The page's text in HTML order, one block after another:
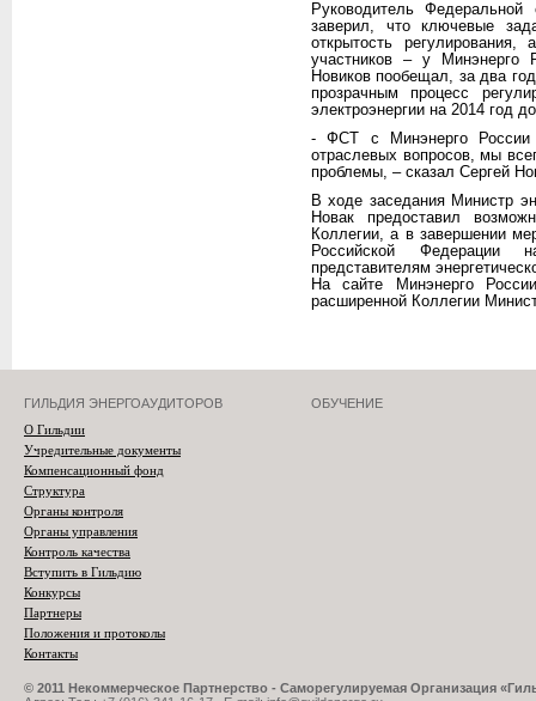
Руководитель
заверил, что ключевые
открытость
участников – у Минэнерго
Новиков пообещал, за два
прозрачным процесс
электроэнергии на 2014 год
- ФСТ с Минэнерго России
отраслевых вопросов, мы
проблемы, – сказал Сергей
В ходе заседания Министр
Новак предоставил
Коллегии, а в завершении
Российской Федерации
представителям
На сайте Минэнерго
расширенной Коллегии
ГИЛЬДИЯ ЭНЕРГОАУДИТОРОВ
О Гильдии
Учредительные документы
Компенсационный фонд
Структура
Органы контроля
Органы управления
Контроль качества
Вступить в Гильдию
Конкурсы
Партнеры
Положения и протоколы
Контакты
ОБУЧЕНИЕ
© 2011 Некоммерческое Партнерство - Саморегулируемая Организация